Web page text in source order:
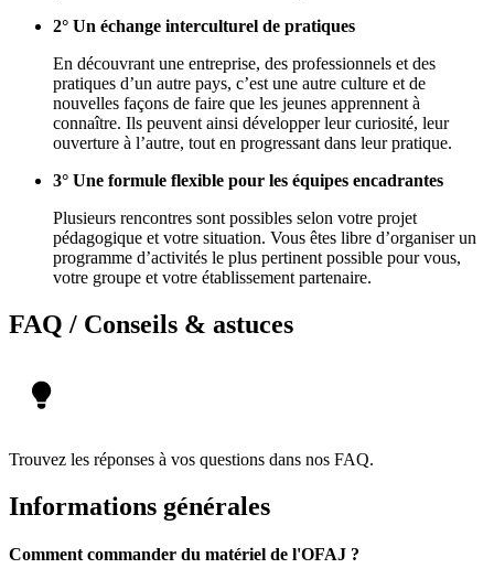
2° Un échange interculturel de pratiques
En découvrant une entreprise, des professionnels et des
pratiques d’un autre pays, c’est une autre culture et de
nouvelles façons de faire que les jeunes apprennent à
connaître. Ils peuvent ainsi développer leur curiosité, leur
ouverture à l’autre, tout en progressant dans leur pratique.
3° Une formule flexible pour les équipes encadrantes
Plusieurs rencontres sont possibles selon votre projet
pédagogique et votre situation. Vous êtes libre d’organiser un
programme d’activités le plus pertinent possible pour vous,
votre groupe et votre établissement partenaire.
FAQ / Conseils & astuces
Trouvez les réponses à vos questions dans nos FAQ.
Informations générales
Comment commander du matériel de l'OFAJ ?